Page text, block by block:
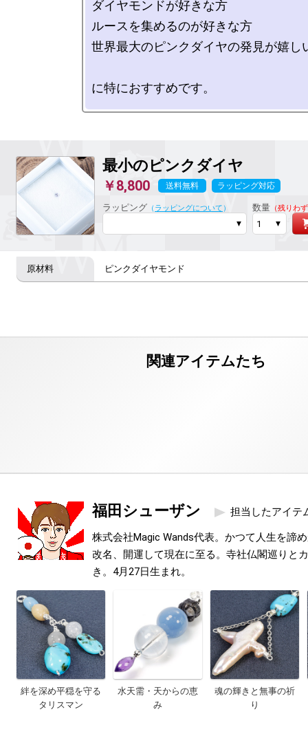
ダイヤモンドが好きな方
ルースを集めるのが好きな方
世界最大のピンクダイヤの発見が嬉し
最小のピンクダイヤ
￥8,800 送料無料 ラッピング対応
ラッピング （ ラッピングについて ） 数量（残りわ
ピンクダイヤモンド
福田シューザン 担当したアイテ
株式会社Magic Wands代表。かつて人生を諦
改名、開運して現在に至る。寺社仏閣巡りと
き。4月27日生まれ。
絆を深め平穏を守る
タリスマン
水天需・天からの恵
み
魂の輝きと無事の祈
り